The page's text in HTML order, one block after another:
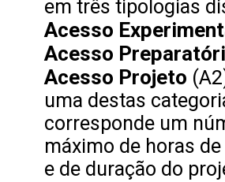
em três tipologias
Acesso
Acesso
Acesso Projeto
uma destas
corresponde um
máximo de horas
e de duração do